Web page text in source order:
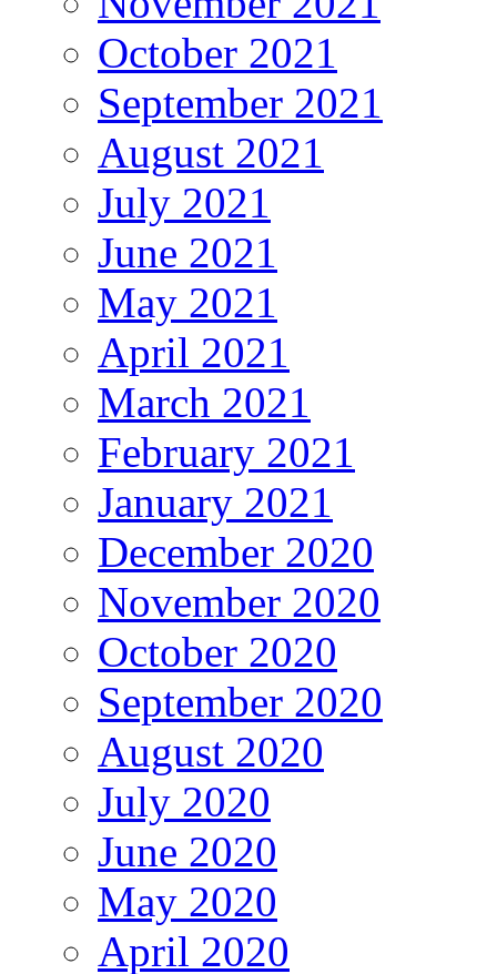
October 2021
September 2021
August 2021
July 2021
June 2021
May 2021
April 2021
March 2021
February 2021
January 2021
December 2020
November 2020
October 2020
September 2020
August 2020
July 2020
June 2020
May 2020
April 2020